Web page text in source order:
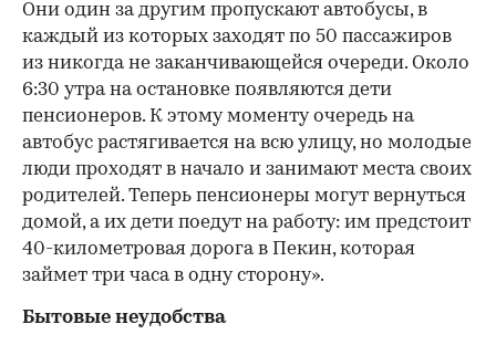
Они один за другим пропускают автобусы, в
каждый из которых заходят по 50 пассажиров
из никогда не заканчивающейся очереди. Около
6:30 утра на остановке появляются дети
пенсионеров. К этому моменту очередь на
автобус растягивается на всю улицу, но молодые
люди проходят в начало и занимают места своих
родителей. Теперь пенсионеры могут вернуться
домой, а их дети поедут на работу: им предстоит
40-километровая дорога в Пекин, которая
займет три часа в одну сторону».
Бытовые неудобства